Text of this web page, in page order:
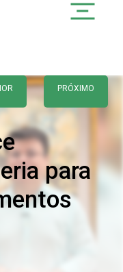
PRÓXIMO
para